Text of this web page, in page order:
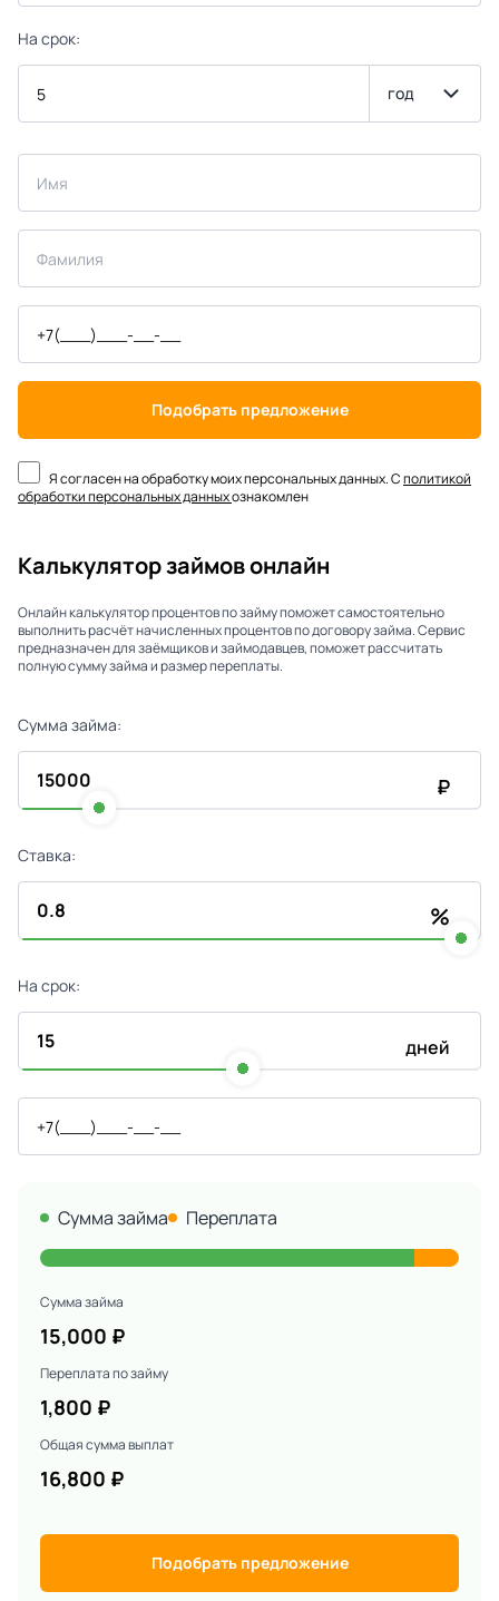
На срок:
год
Подобрать предложение
Я согласен на обработку моих персональных данных. Сполитикой
обработки персональных данныхознакомлен
Калькулятор займов онлайн
Онлайн калькулятор процентов по займу поможет самостоятельно
выполнить расчёт начисленных процентов по договору займа. Сервис
предназначен для заёмщиков и займодавцев, поможет рассчитать
полную сумму займа и размер переплаты.
Сумма займа:
₽
Ставка:
%
На срок:
дней
Сумма займа Переплата
Сумма займа
15,000 ₽
Переплата по займу
1,800 ₽
Общая сумма выплат
16,800 ₽
Подобрать предложение